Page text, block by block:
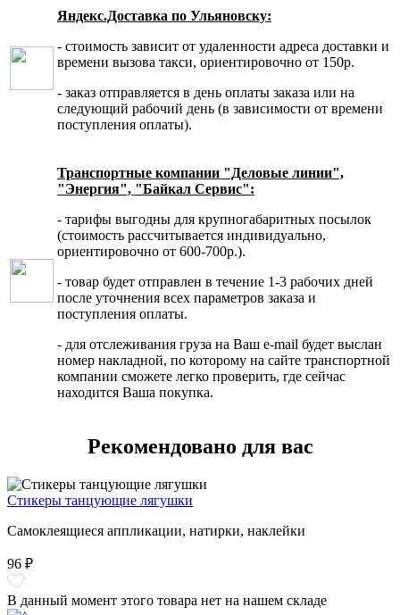
Яндекс.Доставка по Ульяновску:
- стоимость зависит от удаленности адреса доставки и
времени вызова такси, ориентировочно от 150р.
- заказ отправляется в день оплаты заказа или на
следующий рабочий день (в зависимости от времени
поступления оплаты).
Транспортные компании "Деловые линии",
"Энергия", "Байкал Сервис":
- тарифы выгодны для крупногабаритных посылок
(стоимость рассчитывается индивидуально,
ориентировочно от 600-700р.).
- товар будет отправлен в течение 1-3 рабочих дней
после уточнения всех параметров заказа и
поступления оплаты.
- для отслеживания груза на Ваш e-mail будет выслан
номер накладной, по которому на сайте транспортной
компании сможете легко проверить, где сейчас
находится Ваша покупка.
Рекомендовано для вас
Стикеры танцующие лягушки
Самоклеящиеся аппликации, натирки, наклейки
96 ₽
В данный момент этого товара нет на нашем складе